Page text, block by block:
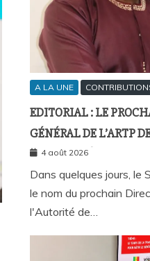
A LA UNE
EDITORIAL : LE
GÉNÉRAL DE L’ARTP
LE MARCHÉ D’HIER OU
DEMAIN ?
4 août 2026
Dans quelques jours, le
le nom du prochain
l'Autorité de…